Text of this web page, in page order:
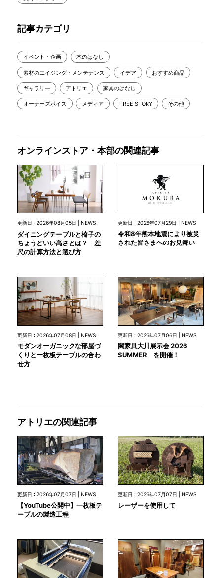
記事カテゴリ
イベント・企画 木のはなし
素材のエイジング・メンテナンス イデア おすすめ商品
ギャラリー アトリエ 家具のはなし
オーナーズボイス メディア TREE STORY その他
オンラインストア・本部の関連記事
更新日 : 2026年08月05日 | NEWS
ダイニングテーブルと椅子の
ちょうどいい高さとは？ 差
尺の計算方法と選び方
更新日 : 2026年07月29日 | NEWS
令和8年熊本地震により被災
された皆さまへのお見舞い
更新日 : 2026年07月08日 | NEWS
モダンオーガニックな部屋づ
くりと一枚板テーブルの合わ
せ方
更新日 : 2026年07月06日 | NEWS
関家具大川展示会 2026
SUMMER を開催！
アトリエの関連記事
更新日 : 2026年07月07日 | NEWS
【YouTube公開中】一枚板テ
ーブルの製造工程
更新日 : 2026年07月07日 | NEWS
レーザーを使用して